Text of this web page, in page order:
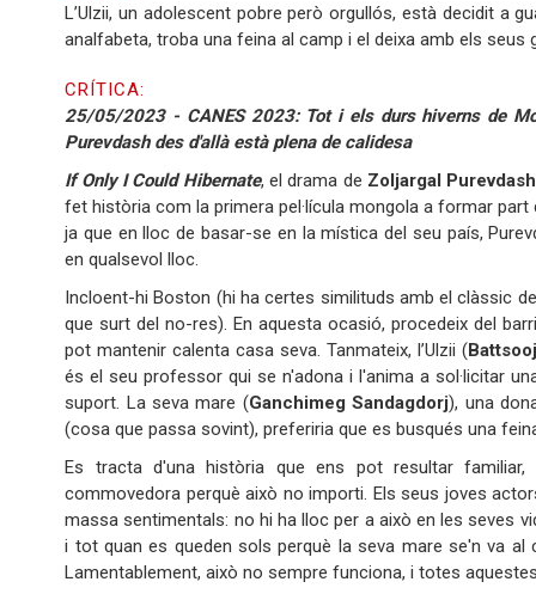
L’Ulzii, un adolescent pobre però orgullós, està decidit a
analfabeta, troba una feina al camp i el deixa amb els seus
CRÍTICA:
25/05/2023 - CANES 2023: Tot i els durs hiverns de
Purevdash des d'allà està plena de calidesa
If Only I Could Hibernate, el drama de Zoljargal Purevdash
fet història com la primera pel·lícula mongola a formar
ja que en lloc de basar-se en la mística del seu país,
en qualsevol lloc.
Incloent-hi Boston (hi ha certes similituds amb el clàssic
que surt del no-res). En aquesta ocasió, procedeix del
pot mantenir calenta casa seva. Tanmateix, l’Ulzii (
és el seu professor qui se n'adona i l'anima a sol·licitar
suport. La seva mare (Ganchimeg Sandagdorj), una
(cosa que passa sovint), preferiria que es busqués una
Es tracta d'una història que ens pot resultar familiar,
commovedora perquè això no importi. Els seus joves
massa sentimentals: no hi ha lloc per a això en les seves
i tot quan es queden sols perquè la seva mare se'n va al
Lamentablement, això no sempre funciona, i totes